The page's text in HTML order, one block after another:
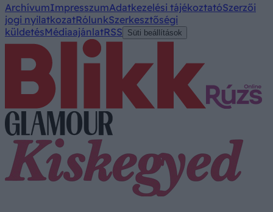
ArchívumImpresszumAdatkezelési tájékoztatóSzerzői
jogi nyilatkozatRólunkSzerkesztőségi
küldetésMédiaajánlatRSS Süti beállítások